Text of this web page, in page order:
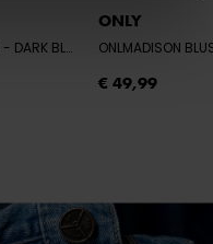
- DARK BLUE DENIM
ONLY
ONLMADISON
€ 49,99